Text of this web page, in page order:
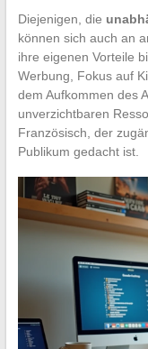
Diejenigen, die
können sich auch an
ihre eigenen Vorteile
Werbung, Fokus auf
dem Aufkommen des
unverzichtbaren
Französisch, der
Publikum gedacht ist.